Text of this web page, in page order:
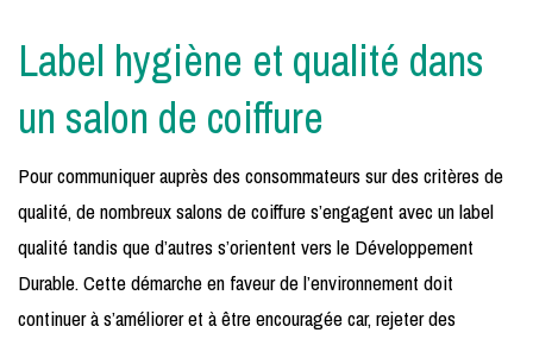
Label hygiène et qualité dans
un salon de coiffure
Pour communiquer auprès des consommateurs sur des critères de
qualité, de nombreux salons de coiffure s’engagent avec un label
qualité tandis que d’autres s’orientent vers le Développement
Durable. Cette démarche en faveur de l’environnement doit
continuer à s’améliorer et à être encouragée car, rejeter des